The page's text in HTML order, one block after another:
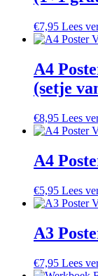
€7,95 Lees
A4
(setje
€8,95 Lees
A4
€5,95 Lees
A3
€7,95 Lees